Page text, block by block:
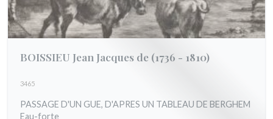
BOISSIEU Jean Jacques de (1736 - 1810)
3465
PASSAGE D'UN GUE, D'APRES UN TABLEAU DE BERGHEM
Eau-forte